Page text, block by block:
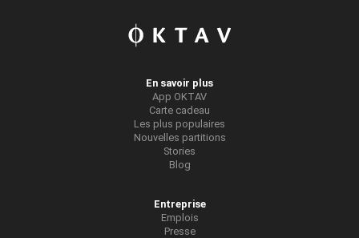
En savoir plus
App OKTAV
Carte cadeau
Les plus populaires
Nouvelles partitions
Stories
Blog
Entreprise
Emplois
Presse